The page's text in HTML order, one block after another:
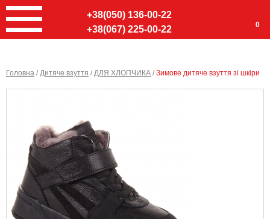
+38(050) 136-00-22
+38(067) 225-00-22
0
Головна /Дитяче взуття /ДЛЯ ХЛОПЧИКА /Зимове дитяче взуття зі шкіри